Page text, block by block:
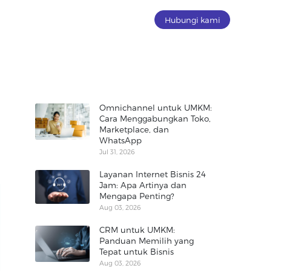
Hubungi kami
Omnichannel untuk UMKM:
Cara Menggabungkan Toko,
Marketplace, dan
WhatsApp
Jul 31, 2026
Layanan Internet Bisnis 24
Jam: Apa Artinya dan
Mengapa Penting?
Aug 03, 2026
CRM untuk UMKM:
Panduan Memilih yang
Tepat untuk Bisnis
Aug 03, 2026